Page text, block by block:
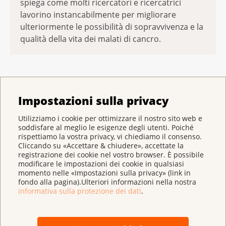
Impostazioni sulla privacy
Utilizziamo i cookie per ottimizzare il nostro sito web e
soddisfare al meglio le esigenze degli utenti. Poiché
rispettiamo la vostra privacy, vi chiediamo il consenso.
Cliccando su «Accettare & chiudere», accettate la
registrazione dei cookie nel vostro browser. È possibile
modificare le impostazioni dei cookie in qualsiasi
momento nelle «Impostazioni sulla privacy» (link in
fondo alla pagina).Ulteriori informazioni nella nostra
informativa sulla protezione dei dati.
spiega come molti ricercatori e ricercatrici
lavorino instancabilmente per migliorare
ulteriormente le possibilità di sopravvivenza e la
qualità della vita dei malati di cancro.
Lega svizzera contro il cancro, sono possibili solo
Donare alla ricerca sul cancro
Settori di ricerca